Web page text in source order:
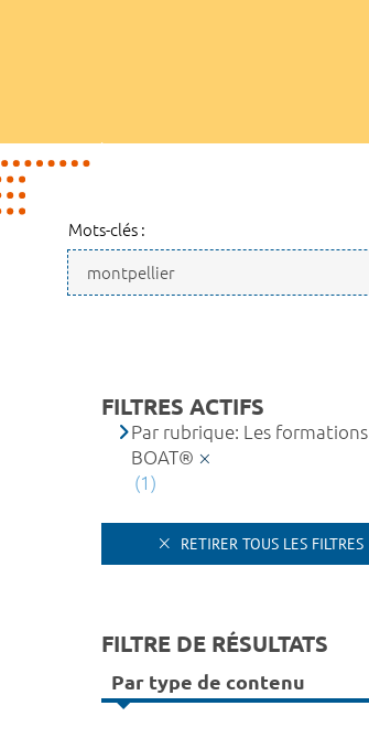
Mots-clés :
FILTRES ACTIFS
Par rubrique: Les formations
BOAT®
(1)
RETIRER TOUS LES FILTRES
FILTRE DE RÉSULTATS
Par type de contenu